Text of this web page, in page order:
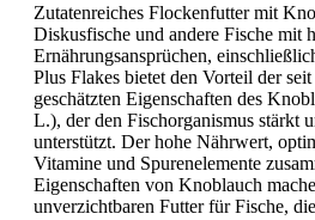
Zutatenreiches Flockenfutter mit
Diskusfische und andere Fische mit
Ernährungsansprüchen,
Plus Flakes bietet den Vorteil der
geschätzten Eigenschaften des
L.), der den Fischorganismus stärkt
unterstützt. Der hohe Nährwert,
Vitamine und Spurenelemente
Eigenschaften von Knoblauch
unverzichtbaren Futter für Fische,